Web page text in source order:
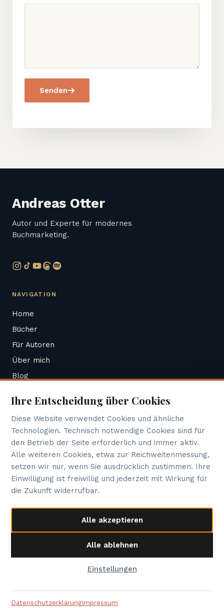
Senden
Andreas Otter
Autor und Experte für modernes
Buchmarketing.
NAVIGATION
Home
Bücher
Für Autoren
Über mich
Blog
Neuigkeiten zu meinen Büchern, News aus
der Buchbranche und Marketing-Tipps für
Autoren.
Eintragen
Mit der Anmeldung akzeptieren Sie unsere
schreib@andreasotter.de
Made on
Ihre Entscheidung über Cookies
Diese Website verwendet Cookies und ähnliche
Technologien. Technisch notwendige Cookies sind für
den Betrieb der Seite erforderlich und immer aktiv.
Alle weiteren Cookies, etwa zur Reichweitenmessung,
setzen wir nur, wenn Sie ausdrücklich zustimmen. Ihre
Einwilligung ist freiwillig und jederzeit mit Wirkung für
die Zukunft widerrufbar.
Alle akzeptieren
Alle ablehnen
Einstellungen
DatenschutzerklärungImpressum